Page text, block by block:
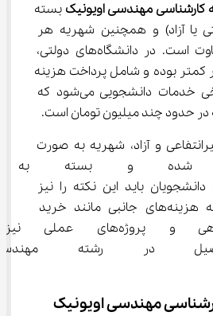
مهندسی اویونیک بسته
یا آزاد) و همچنین شهریه هر
موسسه آموزشی متفاوت است. در دانشگاه‌های دولتی،
کمتر بوده و شامل پرداخت هزینه
ثبت‌نام، کتاب‌ها و برخی خدمات دانشجویی می‌شود که
در حدود چند میلیون تومان است.
غیرانتفاعی و آزاد، شهریه به صورت
شده و بسته به
دانشجویان باید این نکته را نیز
مدنظر قرار دهند که هزینه‌های جانبی مانند خرید
تجهیزات آزمایشگاهی و
تحصیل در رشته
مهندسی اویونیک